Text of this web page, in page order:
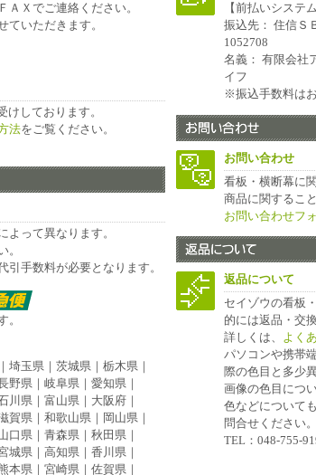
ＡＸでご連絡ください。
ていただきます。
けしております。
法をご覧ください。
よって異なります。
。
手数料が必要となります。
。
埼玉県｜茨城県｜栃木県｜
野県｜岐阜県｜愛知県｜
川県｜富山県｜大阪府｜
賀県｜和歌山県｜岡山県｜
口県｜青森県｜秋田県｜
城県｜高知県｜香川県｜
本県｜宮崎県｜佐賀県｜
【前払いシステ
振込先： 住信
1052708
名義： 有限会
イフ
※振込手数料は
お問い合わせ
看板・横断幕に
商品に関するこ
お問い合わせフ
返品について
セイゾウの看板
的には返品・交
詳しくは、 よく
パソコンや携帯
際の色目と多少
画像の色目につ
色などについて
問合せください。
TEL：048-755-